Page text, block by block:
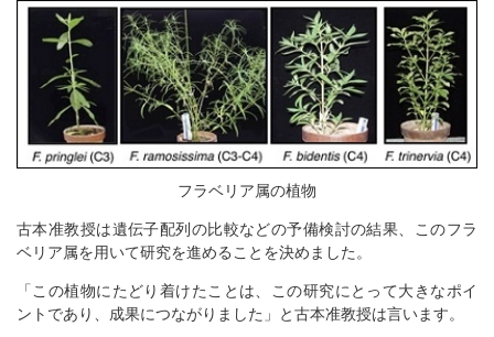
フラベリア属の植物
古本准教授は遺伝子配列の比較などの予備検討の結果、このフラ
ベリア属を用いて研究を進めることを決めました。
「この植物にたどり着けたことは、この研究にとって大きなポイ
ントであり、成果につながりました」と古本准教授は言います。